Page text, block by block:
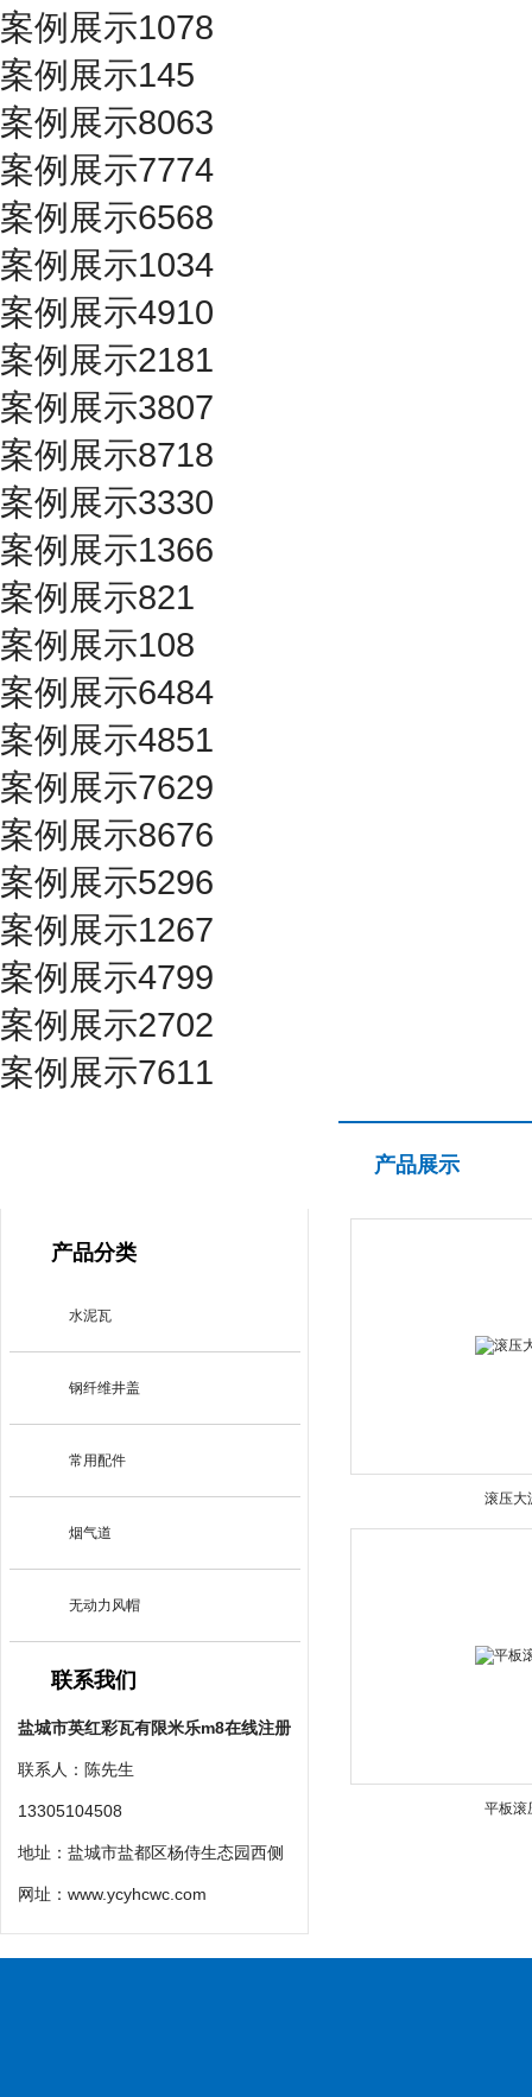
案例展示1078
案例展示145
案例展示8063
案例展示7774
案例展示6568
案例展示1034
案例展示4910
案例展示2181
案例展示3807
案例展示8718
案例展示3330
案例展示1366
案例展示821
案例展示108
案例展示6484
案例展示4851
案例展示7629
案例展示8676
案例展示5296
案例展示1267
案例展示4799
案例展示2702
案例展示7611
产品分类
水泥瓦
钢纤维井盖
常用配件
烟气道
无动力风帽
联系我们
盐城市英红彩瓦有限米乐m8在线注册
联系人：陈先生
13305104508
地址：盐城市盐都区杨侍生态园西侧
网址： www.ycyhcwc.com
产品展示
滚压大
平板滚